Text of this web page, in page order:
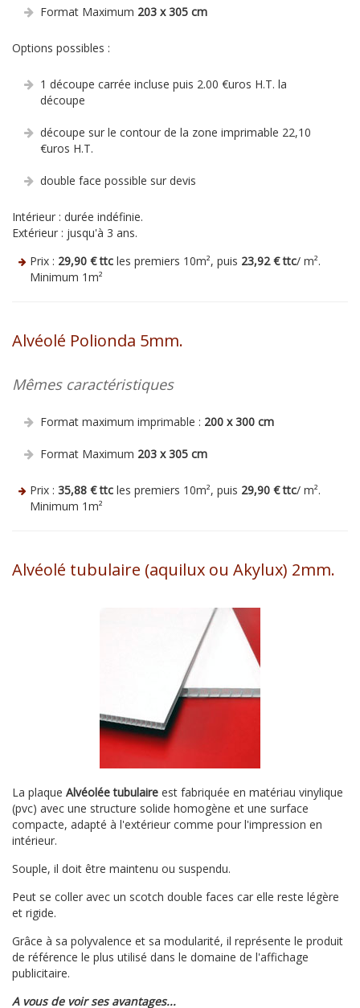
Format Maximum 203 x 305 cm
Options possibles :
1 découpe carrée incluse puis 2.00 €uros H.T. la
découpe
découpe sur le contour de la zone imprimable 22,10
€uros H.T.
double face possible sur devis
Intérieur : durée indéfinie.
Extérieur : jusqu'à 3 ans.
Prix : 29,90 € ttc les premiers 10m², puis 23,92 € ttc/ m².
Minimum 1m²
Alvéolé Polionda 5mm.
Mêmes caractéristiques
Format maximum imprimable : 200 x 300 cm
Format Maximum 203 x 305 cm
Prix : 35,88 € ttc les premiers 10m², puis 29,90 € ttc/ m².
Minimum 1m²
Alvéolé tubulaire (aquilux ou Akylux) 2mm.
La plaque Alvéolée tubulaire est fabriquée en matériau vinylique
(pvc) avec une structure solide homogène et une surface
compacte, adapté à l'extérieur comme pour l'impression en
intérieur.
Souple, il doit être maintenu ou suspendu.
Peut se coller avec un scotch double faces car elle reste légère
et rigide.
Grâce à sa polyvalence et sa modularité, il représente le produit
de référence le plus utilisé dans le domaine de l'affichage
publicitaire.
A vous de voir ses avantages...